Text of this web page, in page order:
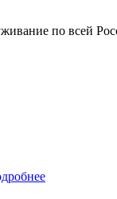
по всей